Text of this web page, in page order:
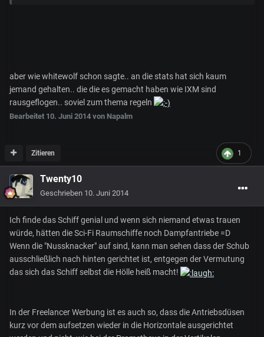
aber wie whitewolf schon sagte.. an die stats hat sich kaum
jemand gehalten.. die die es gemacht haben wie IXM sind
rausgeflogen.. soviel zum thema regeln
Bearbeitet 10. Juni 2014 von Napalm
1
Zitieren
Twenty10
Geschrieben 10. Juni 2014
Ich finde das Schiff genial und wenn sich niemand etwas trauen
würde, hätten die Sci-Fi Raumschiffe noch Dampfantriebe =D
Wenn die "Nussknacker" auf sind, kann man sehen dass der Schub
ausschließlich nach hinten gerichtet ist, entgegen der Vermutung
das sich das Schiff selbst die Hölle heiß macht!
In der Freelancer Werbung ist es auch so, dass die Antriebsdüsen
kurz vor dem aufsetzen wieder in die Horizontale ausgerichtet